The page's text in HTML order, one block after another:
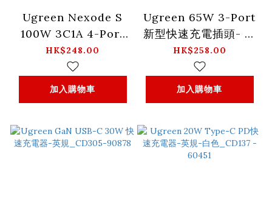
Ugreen Nexode S
100W 3C1A 4-Port
GaN 快速充電器
_X565-45226
HK$248.00
加入購物車
Ugreen 65W 3-Port
新型快速充電插頭- 英
規_X553-45225
HK$258.00
加入購物車